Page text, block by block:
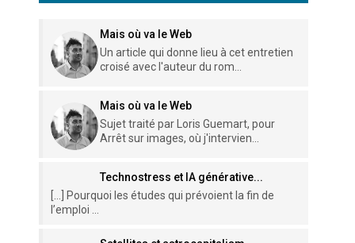
Mais où va le Web
Un article qui donne lieu à cet entretien
croisé avec l'auteur du rom...
Mais où va le Web
Sujet traité par Loris Guemart, pour
Arrêt sur images, où j'intervien...
Technostress et IA générative...
[…] Pourquoi les études qui prévoient la fin de
l’emploi ...